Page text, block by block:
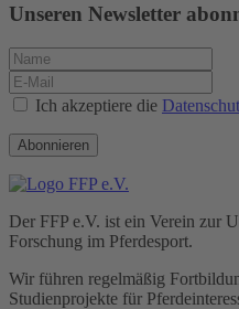
Unseren Newsletter
Ich akzeptiere die
Abonnieren
Der FFP e.V. ist ein Verein zur
Forschung im Pferdesport.
Wir führen regelmäßig
Studienprojekte für